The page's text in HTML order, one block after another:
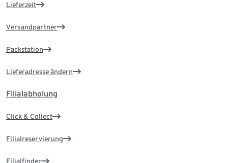
Lieferzeit
Versandpartner
Packstation
Lieferadresse ändern
Filialabholung
Click & Collect
Filialreservierung
Filialfinder